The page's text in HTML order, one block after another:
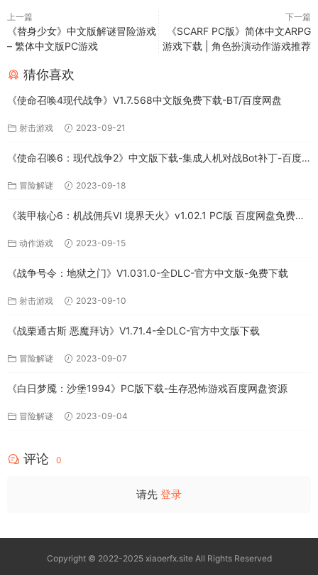
上一篇
《替身少女》中文版解谜冒险游戏
– 繁体中文版PC游戏
下一篇
《SCARF PC版》简体中文ARPG
游戏下载 | 角色扮演动作游戏推荐
猜你喜欢
《使命召唤4现代战争》V1.7.568中文版免费下载-BT/百度网盘
射击游戏 2023-09-21
《使命召唤6：现代战争2》中文版下载-集成人机对战Bot补丁-百度
冒险解谜 2023-09-18
《装甲核心6：机战佣兵VI 境界天火》v1.02.1 PC版 百度网盘免费下
动作游戏 2023-09-15
《战争号令：地狱之门》V1.031.0-全DLC-官方中文版-免费下载
射击游戏 2023-09-10
《战栗通古斯 恶魔拜访》V1.71.4-全DLC-官方中文版下载
冒险解谜 2023-09-07
《白日梦魇：沙堡1994》PC版下载-生存恐怖游戏百度网盘资源
冒险解谜 2023-09-04
评论 0
请先 登录
Copyright © 2022-2025 xiaoerfx.site All Rights Reserved